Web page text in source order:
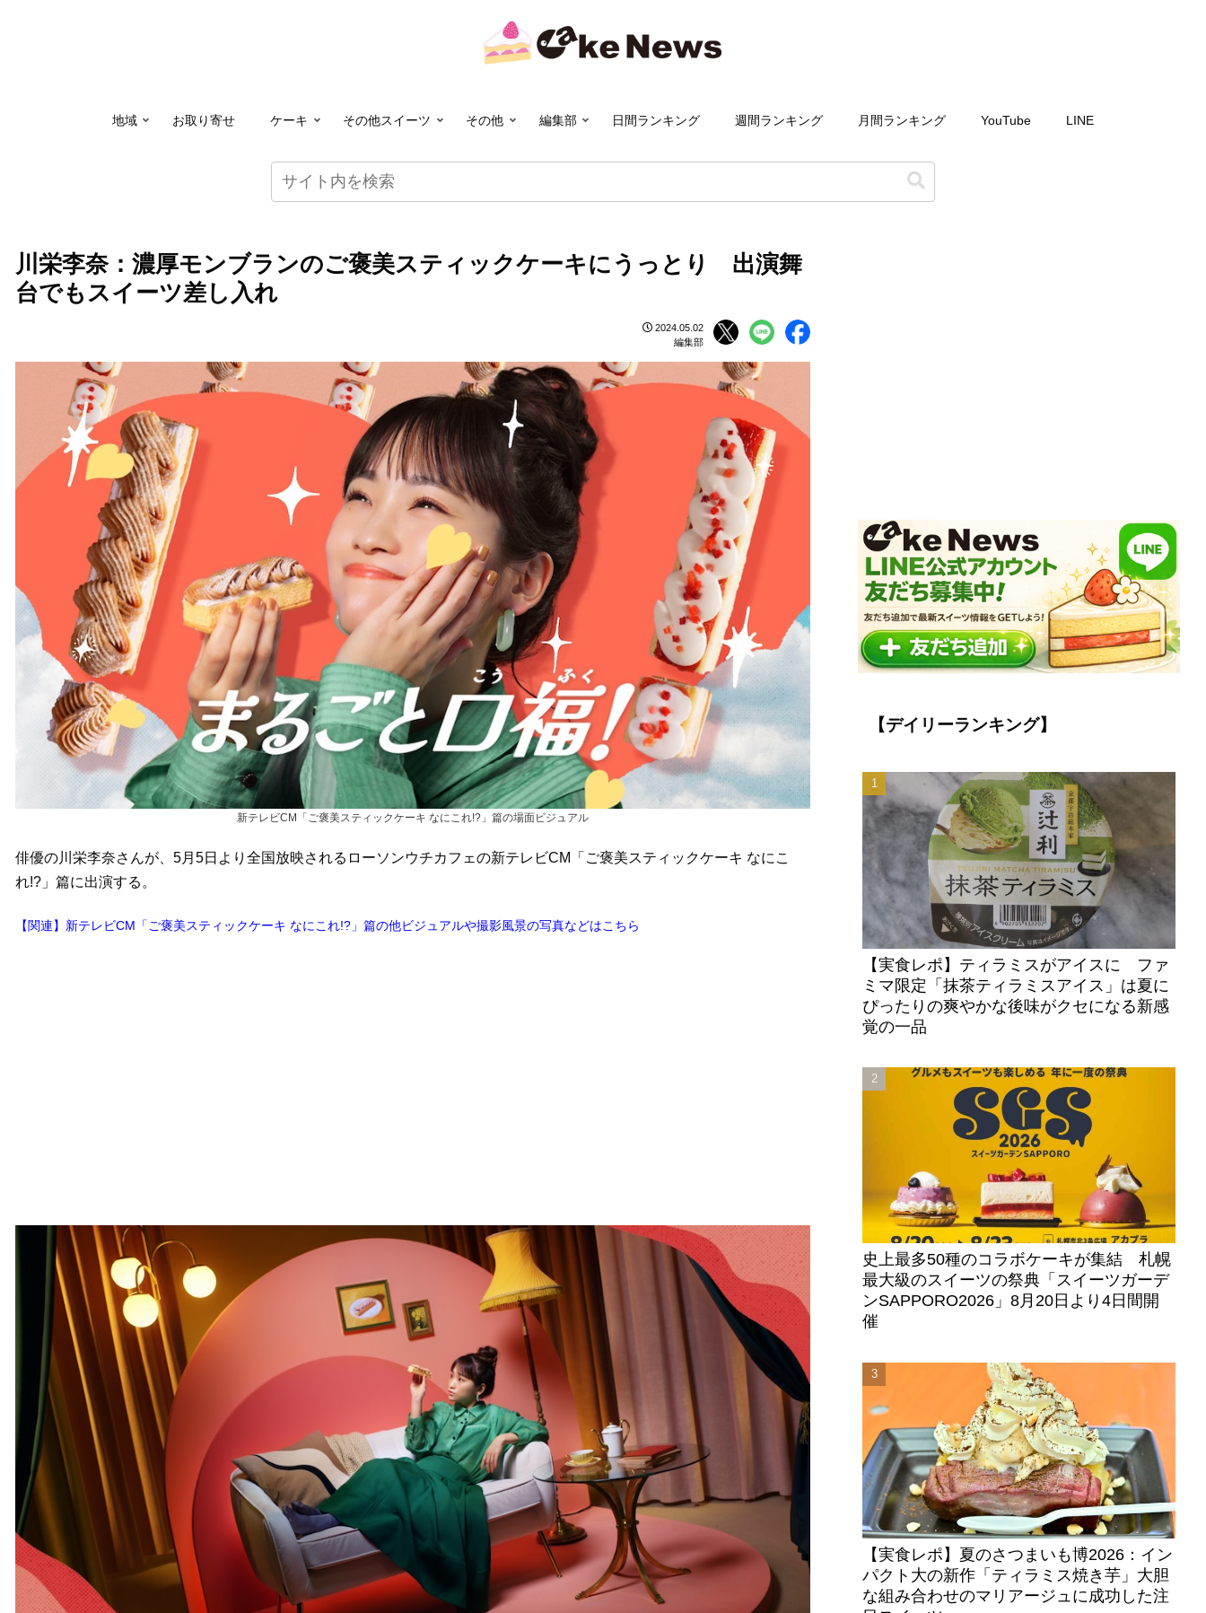
地域 お取り寄せ ケーキ その他スイーツ その他 編集部 日間ランキング 週間ランキング 月間ランキング YouTube LINE
川栄李奈：濃厚モンブランのご褒美スティックケーキにうっとり 出演舞
台でもスイーツ差し入れ
2024.05.02
編集部
新テレビCM「ご褒美スティックケーキ なにこれ!?」篇の場面ビジュアル
俳優の川栄李奈さんが、5月5日より全国放映されるローソンウチカフェの新テレビCM「ご褒美スティックケーキ なにこ
れ!?」篇に出演する。
【関連】新テレビCM「ご褒美スティックケーキ なにこれ!?」篇の他ビジュアルや撮影風景の写真などはこちら
【デイリーランキング】
【実食レポ】ティラミスがアイスに ファ
ミマ限定「抹茶ティラミスアイス」は夏に
ぴったりの爽やかな後味がクセになる新感
覚の一品
史上最多50種のコラボケーキが集結 札幌
最大級のスイーツの祭典「スイーツガーデ
ンSAPPORO2026」8月20日より4日間開
催
【実食レポ】夏のさつまいも博2026：イン
パクト大の新作「ティラミス焼き芋」大胆
な組み合わせのマリアージュに成功した注